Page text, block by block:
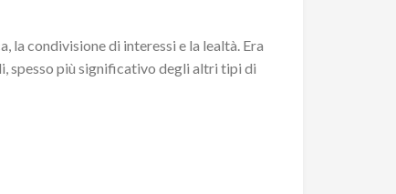
la condivisione di interessi e la lealtà. Era
spesso più significativo degli altri tipi di